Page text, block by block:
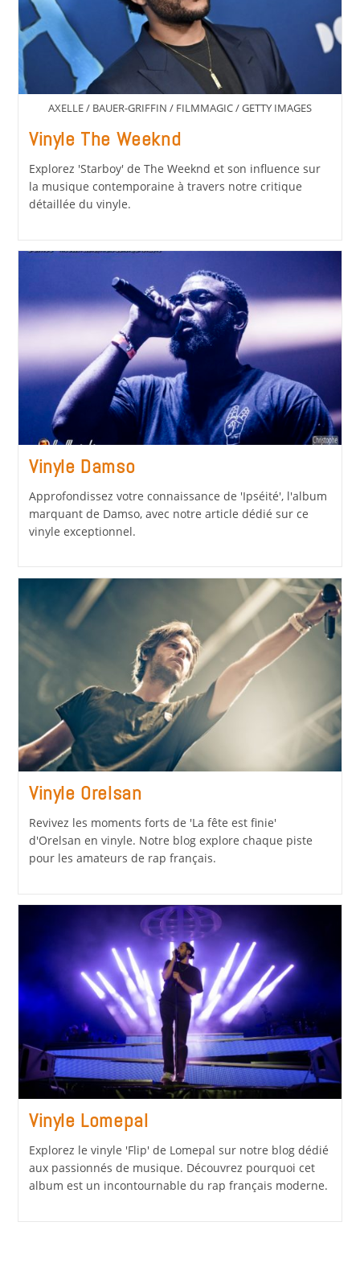
AXELLE / BAUER-GRIFFIN / FILMMAGIC / GETTY IMAGES
Vinyle The Weeknd
Explorez 'Starboy' de The Weeknd et son influence sur
la musique contemporaine à travers notre critique
détaillée du vinyle.
Vinyle Damso
Approfondissez votre connaissance de 'Ipséité', l'album
marquant de Damso, avec notre article dédié sur ce
vinyle exceptionnel.
Vinyle Orelsan
Revivez les moments forts de 'La fête est finie'
d'Orelsan en vinyle. Notre blog explore chaque piste
pour les amateurs de rap français.
Vinyle Lomepal
Explorez le vinyle 'Flip' de Lomepal sur notre blog dédié
aux passionnés de musique. Découvrez pourquoi cet
album est un incontournable du rap français moderne.